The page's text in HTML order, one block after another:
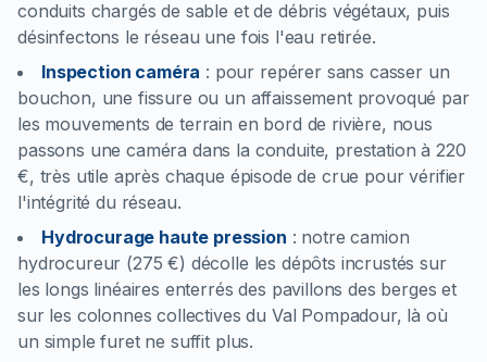
conduits chargés de sable et de débris végétaux, puis
désinfectons le réseau une fois l'eau retirée.
Inspection caméra : pour repérer sans casser un
bouchon, une fissure ou un affaissement provoqué par
les mouvements de terrain en bord de rivière, nous
passons une caméra dans la conduite, prestation à 220
€, très utile après chaque épisode de crue pour vérifier
l'intégrité du réseau.
Hydrocurage haute pression : notre camion
hydrocureur (275 €) décolle les dépôts incrustés sur
les longs linéaires enterrés des pavillons des berges et
sur les colonnes collectives du Val Pompadour, là où
un simple furet ne suffit plus.